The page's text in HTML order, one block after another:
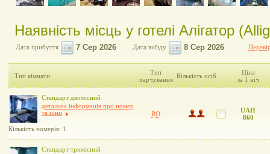
Наявність місць у готелі Алігатор
Дата прибуття Дата виїзду
Тип кімнати
Тип
харчування Кількість осіб
Ціна
за 1 ніч
Стандарт двомісний
детальна інформація про номер
та ціни
Кількість номерів: 1
RO
UAH
860
Стандарт тримісний